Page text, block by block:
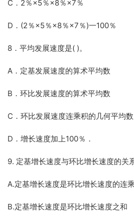
C．2％×5％×8％×7％
D．(2％×5％×8％×7％)一100％
8．平均发展速度是( )。
A．定基发展速度的算术平均数
B．环比发展速度的算术平均数
C．环比发展速度连乘积的几何平均数
D．增长速度加上100％．
9. 定基增长速度与环比增长速度的关
A.定基增长速度是环比增长速度的连
B.定基增长速度是环比增长速度之和